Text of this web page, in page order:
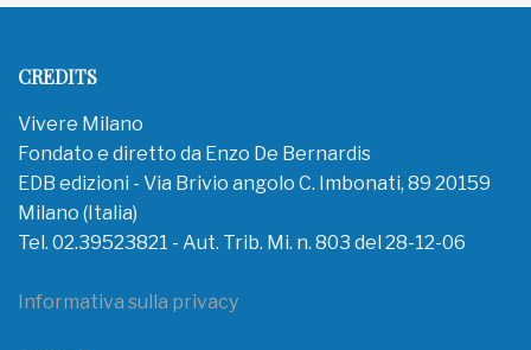
CREDITS
Vivere Milano
Fondato e diretto da Enzo De Bernardis
EDB edizioni - Via Brivio angolo C. Imbonati, 89 20159
Milano (Italia)
Tel. 02.39523821 - Aut. Trib. Mi. n. 803 del 28-12-06
Informativa sulla privacy